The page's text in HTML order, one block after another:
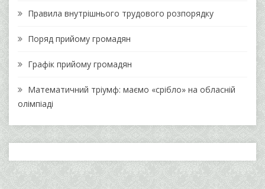
Правила внутрішнього трудового розпорядку
Поряд прийому громадян
Графік прийому громадян
Математичний тріумф: маємо «срібло» на обласній
олімпіаді